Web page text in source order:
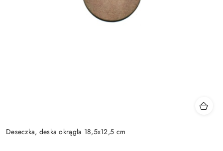
Deseczka, deska okrągła 18,5x12,5 cm